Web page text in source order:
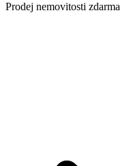
Prodej nemovitosti zdarma